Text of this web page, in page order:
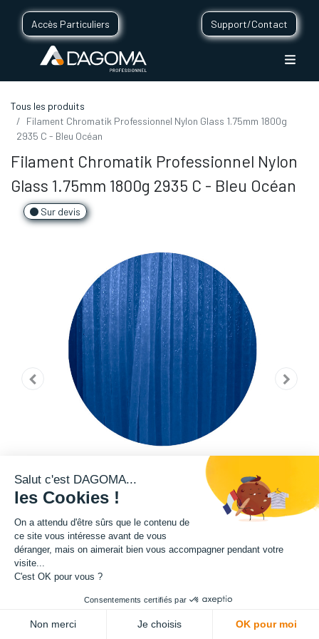
Accès Particuliers Support/Contact
Tous les produits
Filament Chromatik Professionnel Nylon Glass 1.75mm 1800g
2935 C - Bleu Océan
Filament Chromatik Professionnel Nylon
Glass 1.75mm 1800g 2935 C - Bleu Océan
Sur devis
Cette bobine de filament de la teinte Pantone 2935 C fait partie de notre
composition, ce filament présente une exceptionnelle qualité en terme de
robustesse. Rigidité, résistance au choc, résistance aux effets de
Salut c'est DAGOMA...
les Cookies !
On a attendu d'être sûrs que le contenu de
ce site vous intéresse avant de vous
déranger, mais on aimerait bien vous accompagner pendant votre
visite...
C'est OK pour vous ?
Consentements certifiés par
Non merci Je choisis OK pour moi